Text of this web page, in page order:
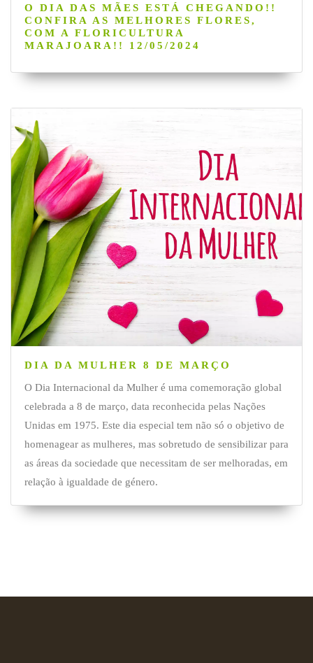
O DIA DAS MÃES ESTÁ CHEGANDO!!
CONFIRA AS MELHORES FLORES,
COM A FLORICULTURA
MARAJOARA!! 12/05/2024
DIA DA MULHER 8 DE MARÇO
O Dia Internacional da Mulher é uma comemoração global
celebrada a 8 de março, data reconhecida pelas Nações
Unidas em 1975. Este dia especial tem não só o objetivo de
homenagear as mulheres, mas sobretudo de sensibilizar para
as áreas da sociedade que necessitam de ser melhoradas, em
relação à igualdade de género.